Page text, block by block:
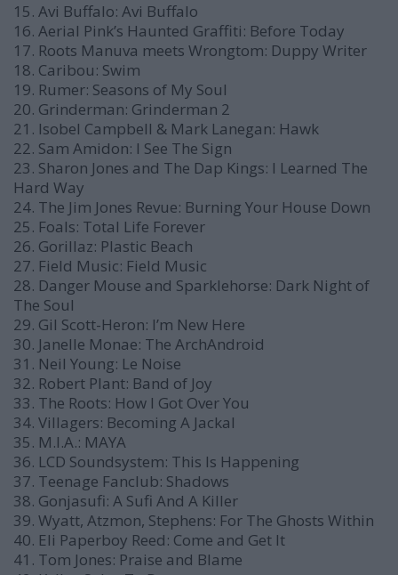
15. Avi Buffalo: Avi Buffalo
16. Aerial Pink’s Haunted Graffiti: Before Today
17. Roots Manuva meets Wrongtom: Duppy Writer
18. Caribou: Swim
19. Rumer: Seasons of My Soul
20. Grinderman: Grinderman 2
21. Isobel Campbell & Mark Lanegan: Hawk
22. Sam Amidon: I See The Sign
23. Sharon Jones and The Dap Kings: I Learned The
Hard Way
24. The Jim Jones Revue: Burning Your House Down
25. Foals: Total Life Forever
26. Gorillaz: Plastic Beach
27. Field Music: Field Music
28. Danger Mouse and Sparklehorse: Dark Night of
The Soul
29. Gil Scott-Heron: I’m New Here
30. Janelle Monae: The ArchAndroid
31. Neil Young: Le Noise
32. Robert Plant: Band of Joy
33. The Roots: How I Got Over You
34. Villagers: Becoming A Jackal
35. M.I.A.: MAYA
36. LCD Soundsystem: This Is Happening
37. Teenage Fanclub: Shadows
38. Gonjasufi: A Sufi And A Killer
39. Wyatt, Atzmon, Stephens: For The Ghosts Within
40. Eli Paperboy Reed: Come and Get It
41. Tom Jones: Praise and Blame